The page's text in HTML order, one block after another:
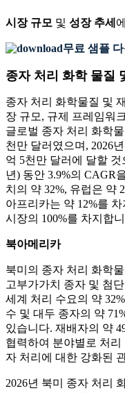
시장 규모 및 성장 추세
무료 샘플
종자 처리 화학 물질
종자 처리 화학물질 및
장 규모, 규제 프레임워
글로벌 종자 처리 화학
천만 달러였으며, 2026
억 5천만 달러에 달할 것
년) 동안 3.9%의 CAGR
치의 약 32%, 유럽은 약
아프리카는 약 12%를
시장의 100%를 차지합
북아메리카
북미의 종자 처리 화학
고부가가치 종자 및 첨
세계 처리 수요의 약
수 및 대두 종자의 약
있습니다. 재배자의 약
협력하여 분야별로 처
자 처리에 대한 강화된
2026년 북미 종자 처리